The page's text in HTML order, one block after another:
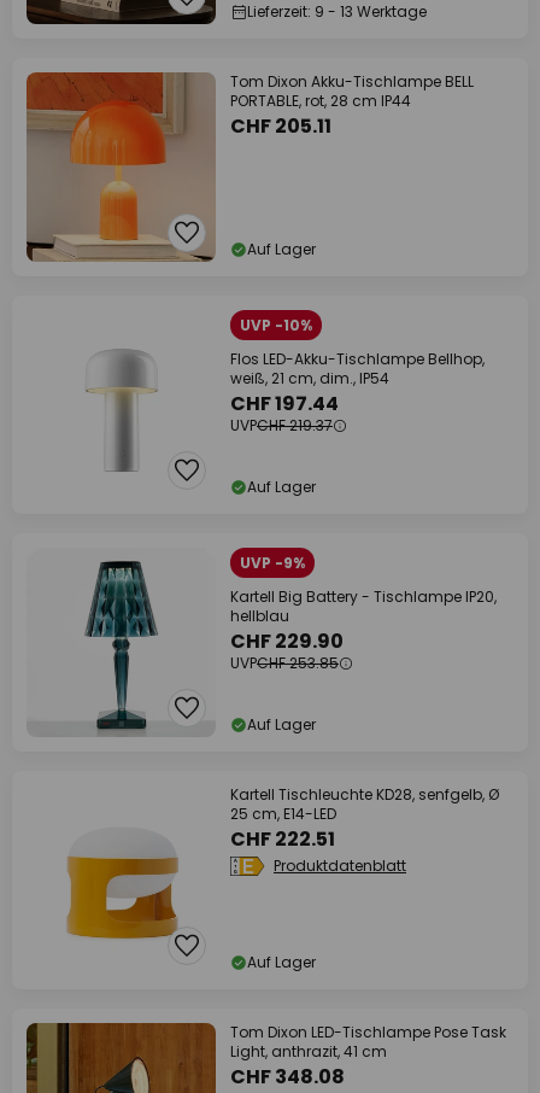
Lieferzeit: 9 - 13 Werktage
Tom Dixon Akku-Tischlampe BELL
PORTABLE, rot, 28 cm IP44
CHF 205.11
Auf Lager
UVP -10%
Flos LED-Akku-Tischlampe Bellhop,
weiß, 21 cm, dim., IP54
CHF 197.44
UVPCHF 219.37
Auf Lager
UVP -9%
Kartell Big Battery - Tischlampe IP20,
hellblau
CHF 229.90
UVPCHF 253.85
Auf Lager
Kartell Tischleuchte KD28, senfgelb, Ø
25 cm, E14-LED
CHF 222.51
Produktdatenblatt
Auf Lager
Tom Dixon LED-Tischlampe Pose Task
Light, anthrazit, 41 cm
CHF 348.08